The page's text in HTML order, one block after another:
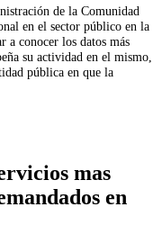
de la Comunidad
en el sector público en la
a conocer los datos más
su actividad en el mismo,
pública en que la
mas
en